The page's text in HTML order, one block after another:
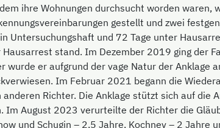
ihre Wohnungen durchsucht worden waren,
gestellt und zwei
Untersuchungshaft und 72 Tage unter
Hausarrest stand. Im Dezember 2019 ging der
wurde er aufgrund der vage Natur der Anklage
Im Februar 2021 begann die
anderen Richter. Die Anklage stützt sich auf die
Im August 2023 verurteilte der Richter die
und Schugin – 2,5 Jahre, Kochnev – 2 Jahre